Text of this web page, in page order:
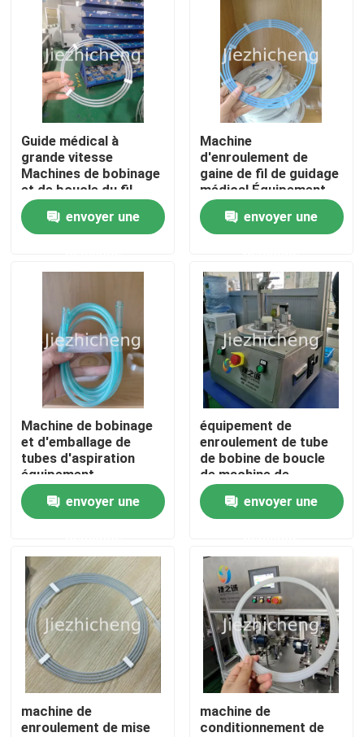
Produits
Vidéos
À propos de nous
Visite de l'usine
Contrôle de la qualité
Nous contacter
Demandez un devis
Machines de conditionnement de dispositif médical
Matériel médical faisant la machine
Guide médical à
grande vitesse
Machines de bobinage
et de boucle du fil
d'acier Équipement
automatique de
bobinage de tubes
secondes par pièce
envoyer une
Machine
d'enroulement de
gaine de fil de guidage
médical Équipement
d'enroulement et
d'emballage de fil
médical entièrement
d'enroulement et de
claquement
automatisées
DSHT001
envoyer une
Machine de bobinage
et d'emballage de
tubes d'aspiration
équipement
automatique de
remontage et de
collage pour tubes
envoyer une
équipement de
enroulement de tube
de bobine de boucle
de machine de
conditionnement de
tube médical de 0.4-
0.8mm
envoyer une
machine de
enroulement de mise
machine de
conditionnement de